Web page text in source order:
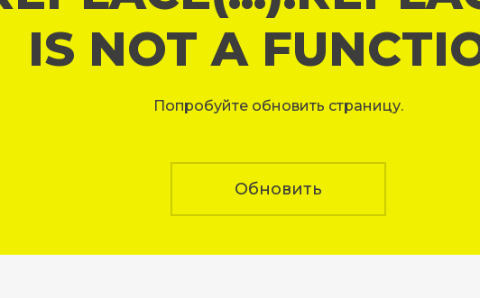
IS NOT A
Попробуйте обновить страницу.
Обновить